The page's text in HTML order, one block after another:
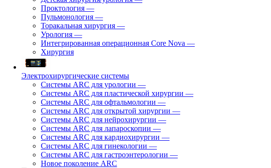
Проктология —
Пульмонология —
Торакальная хирургия —
Урология —
Интегрированная операционная Core Nova —
Хирургия
Электрохирургические системы
Системы ARC для урологии —
Системы ARC для пластической хирургии —
Системы ARC для офтальмологии —
Системы ARC для открытой хирургии —
Системы ARC для нейрохирургии —
Системы ARC для лапароскопии —
Системы ARC для кардиохирургии —
Системы ARC для гинекологии —
Системы ARC для гастроэнтерологии —
Новое поколение ARC